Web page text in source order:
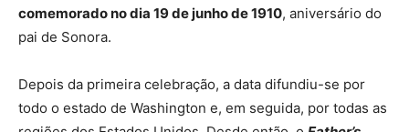
comemorado no dia 19 de junho de 1910, aniversário do
pai de Sonora.
Depois da primeira celebração, a data difundiu-se por
todo o estado de Washington e, em seguida, por todas as